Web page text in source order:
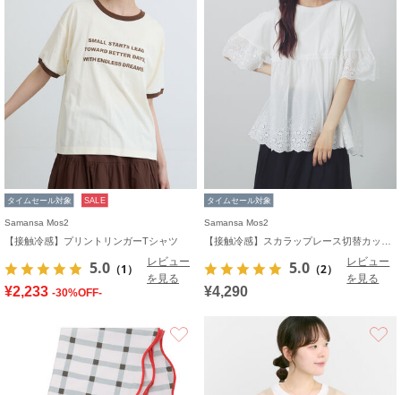
タイムセール対象 SALE
Samansa Mos2
【接触冷感】プリントリンガーTシャツ
5.0 （1）
レビュー
を見る
¥2,233 -30%OFF-
タイムセール対象
Samansa Mos2
5.0 （2）
レビュー
を見る
¥4,290